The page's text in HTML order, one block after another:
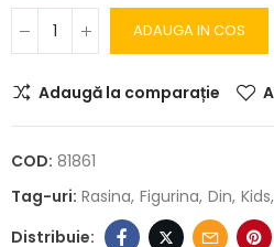
ADAUGA IN COS
Adaugă la comparație
COD: 81861
Tag-uri: Rasina Figurina Din Kids